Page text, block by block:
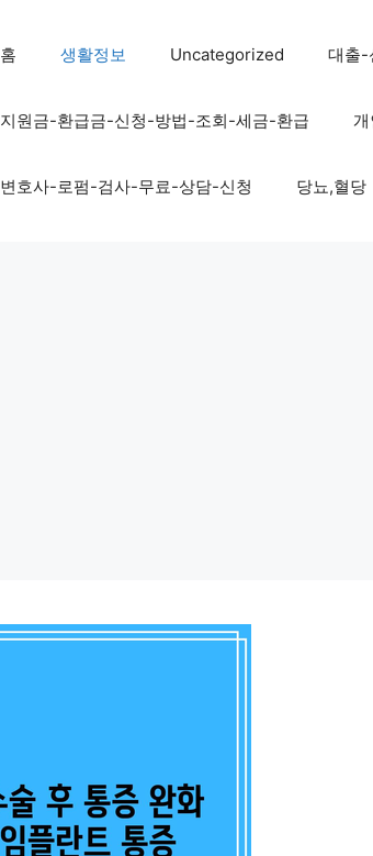
홈 생활정보 Uncategorized 대출-
지원금-환급금-신청-방법-조회-세금-환급
변호사-로펌-검사-무료-상담-신청 당뇨,혈당